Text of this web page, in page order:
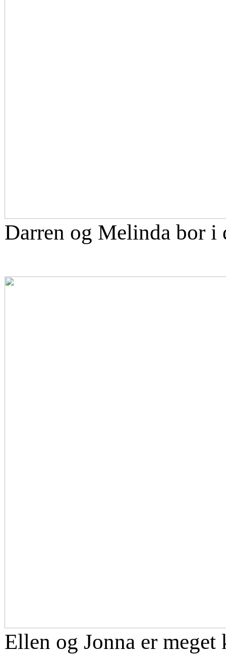
Darren og Melinda bor i
Ellen og Jonna er